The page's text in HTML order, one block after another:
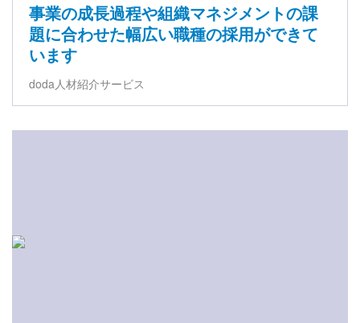
事業の成長過程や組織マネジメントの課
題に合わせた幅広い職種の採用ができて
います
doda人材紹介サービス